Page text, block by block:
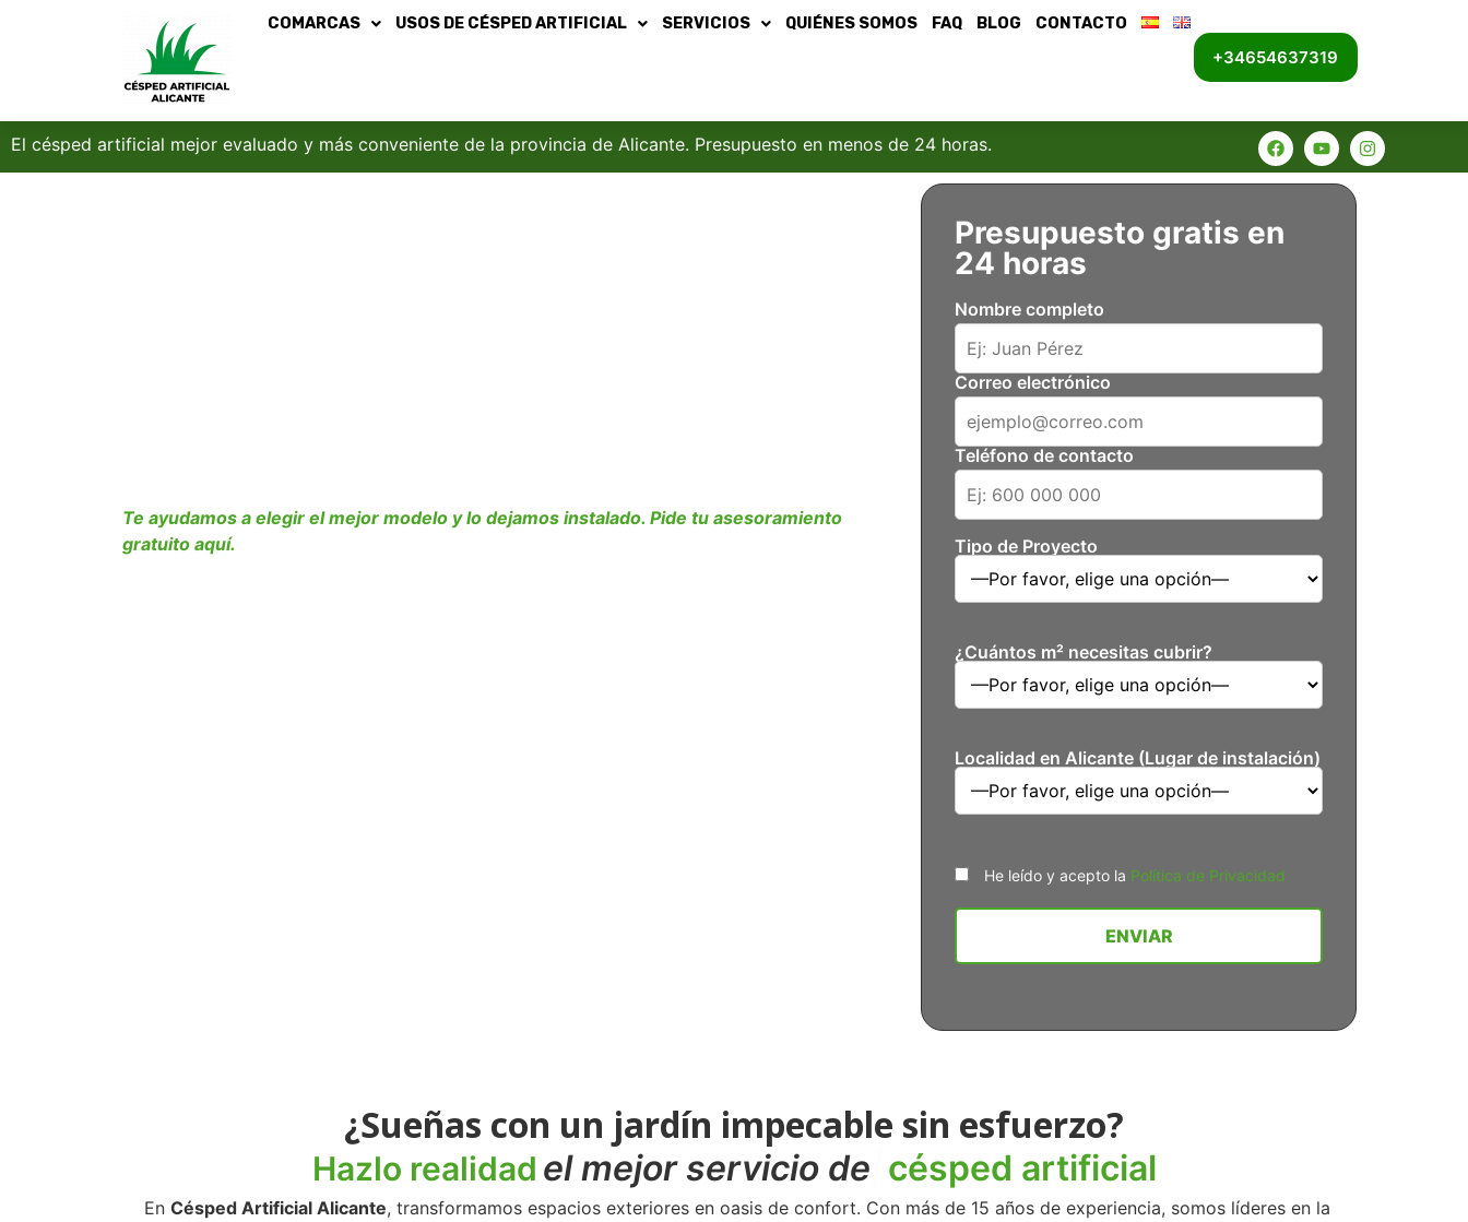
El césped artificial mejor evaluado y más conveniente de la provincia de Alicante. Presupuesto en menos de 24 horas.
COMARCAS USOS DE CÉSPED ARTIFICIAL SERVICIOS QUIÉNES SOMOS FAQ BLOG CONTACTO
+34654637319
Te ayudamos a elegir el mejor modelo y lo dejamos instalado. Pide tu asesoramiento
gratuito aquí.
Presupuesto gratis en
24 horas
Nombre completo
Correo electrónico
Teléfono de contacto
Tipo de Proyecto
¿Cuántos m² necesitas cubrir?
Localidad en Alicante (Lugar de instalación)
He leído y acepto la Política de Privacidad
¿Sueñas con un jardín impecable sin esfuerzo?
Hazlo realidad el mejor servicio de césped artificial
En Césped Artificial Alicante, transformamos espacios exteriores en oasis de confort. Con más de 15 años de experiencia, somos líderes en la